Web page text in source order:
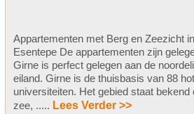
Appartementen met Berg en Zeezicht
Esentepe De appartementen zijn
Girne is perfect gelegen aan de
eiland. Girne is de thuisbasis van 88
universiteiten. Het gebied staat
zee, ..... Lees Verder >>